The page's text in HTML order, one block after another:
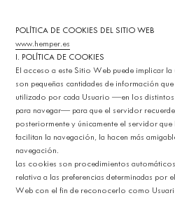
POLÍTICA DE COOKIES DEL SITIO WEB
www.hemper.es
I. POLÍTICA DE COOKIES
El acceso a este Sitio Web puede implicar
son pequeñas cantidades de información
utilizado por cada Usuario —en los
para navegar— para que el servidor
posteriormente y únicamente el servidor
facilitan la navegación, la hacen más
navegación.
Las cookies son procedimientos
relativa a las preferencias determinadas por
Web con el fin de reconocerlo como